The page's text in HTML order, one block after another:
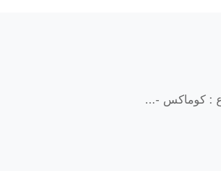
: كوماكس -...